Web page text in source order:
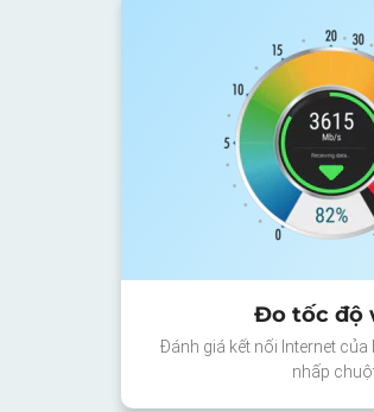
Đo tốc độ
Đánh giá kết nối Internet
nhấp